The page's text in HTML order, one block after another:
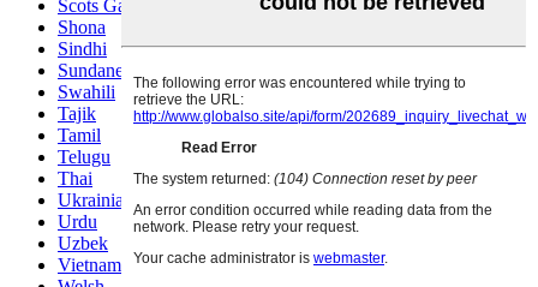
Scots Gaelic
Shona
Sindhi
Sundanese
Swahili
Tajik
Tamil
Telugu
Thai
Ukrainian
Urdu
Uzbek
Vietnamese